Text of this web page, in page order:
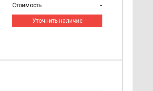
Стоимость -
Уточнить наличие